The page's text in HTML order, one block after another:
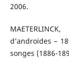
2006.
d’androïdes –
songes (1886-